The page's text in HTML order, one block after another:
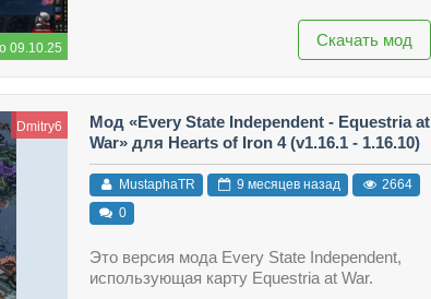
09.10.25 Скачать мод
Dmitry6
Мод «Every State Independent - Equestria at
War» для Hearts of Iron 4 (v1.16.1 - 1.16.10)
MustaphaTR 9 месяцев назад
2664
0
Это версия мода Every State Independent,
использующая карту Equestria at War.